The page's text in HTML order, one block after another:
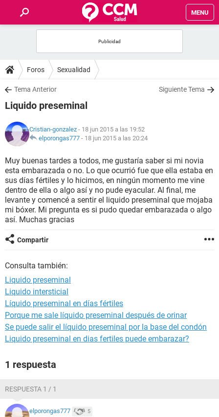
MENU
FOROS
SALUD
FAMILIA
NUTRICIÓN
BIENESTAR
SEXUALIDAD
GLOSARIO
Foros Sexualidad
Tema Anterior Siguiente Tema
Liquido preseminal
Cristian-gonzalez - 18 jun 2015 a las 19:52
elporongas777 - 18 jun 2015 a las 20:24
Muy buenas tardes a todos, me gustaría saber si mi novia
esta embarazada o no. Lo que ocurrió fue que ella estaba en
sus días fértiles y lo hicimos, en ningún momento me vine
dentro de ella o algo así y no pude eyacular. Al final, me
levante y comencé a sentir el liquido preseminal que mojaba
mi bóxer. Mi pregunta es si pudo quedar embarazada o algo
así. Muchas gracias
Compartir
Consulta también:
Liquido preseminal
Liquido intersticial
Líquido preseminal en días fértiles
Porque me sale líquido preseminal después de orinar
Se puede salir el líquido preseminal por la base del condón
Liquido preseminal en dias fertiles puede embarazar?
1 respuesta
RESPUESTA 1 / 1
elporongas777 5